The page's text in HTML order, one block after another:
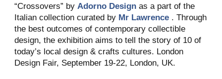
“Crossovers” by Adorno Designas a part of the
Italian collection curated by Mr Lawrence. Through
the best outcomes of contemporary collectible
design, the exhibition aims to tell the story of 10 of
today’s local design & crafts cultures. London
Design Fair, September 19-22, London, UK.